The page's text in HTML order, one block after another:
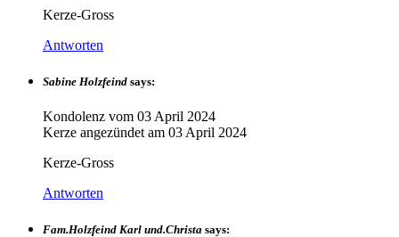
Kerze-Gross
Antworten
Sabine Holzfeind says:
Kondolenz vom 03 April 2024
Kerze angezündet am 03 April 2024
Kerze-Gross
Antworten
Fam.Holzfeind Karl und.Christa says: